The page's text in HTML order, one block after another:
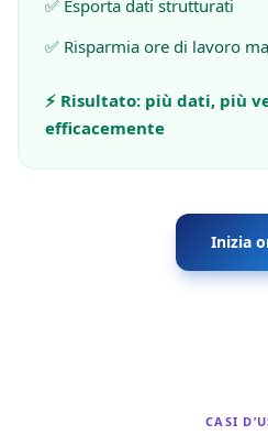
✅ Esporta dati strutturati
✅ Risparmia ore di lavoro
⚡ Risultato: più dati, più
efficacemente
Inizia
CASI